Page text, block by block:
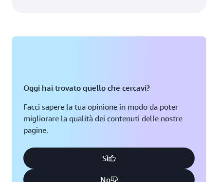
Oggi hai trovato quello che cercavi?
Facci sapere la tua opinione in modo da poter
migliorare la qualità dei contenuti delle nostre
pagine.
Sì
No